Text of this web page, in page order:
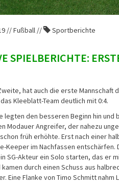
// Fußball // Sportberichte
SPIELBERICHTE:
hat auch die erste Mannschaft
Kleeblatt-Team deutlich mit 0:4.
legten den besseren Beginn hin
Modauer Angreifer, der nahezu
früh erhöhte. Erst nach einer
Keeper im Nachfassen entschärfen.
SG-Akteur ein Solo starten, das er
kamen durch einen Schuss aus
Eine Flanke von Timo Schmitt